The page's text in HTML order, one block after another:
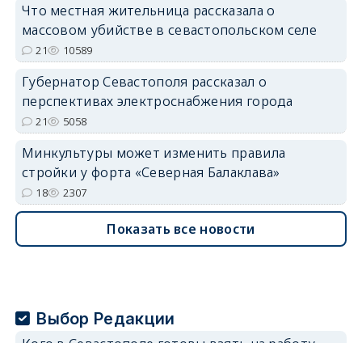
Что местная жительница рассказала о
массовом убийстве в севастопольском селе
21 10589
Губернатор Севастополя рассказал о
перспективах электроснабжения города
21 5058
Минкультуры может изменить правила
стройки у форта «Северная Балаклава»
18 2307
Показать все новости
Выбор Редакции